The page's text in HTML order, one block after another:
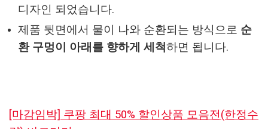
디자인 되었습니다.
제품 뒷면에서 물이 나와 순환되는 방식으로 순
환 구멍이 아래를 향하게 세척하면 됩니다.
[마감임박] 쿠팡 최대 50% 할인상품 모음전(한정수